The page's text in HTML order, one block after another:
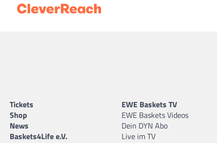
Tickets
Shop
News
Baskets4Life e.V.
EWE Baskets TV
EWE Baskets Videos
Dein DYN Abo
Live im TV